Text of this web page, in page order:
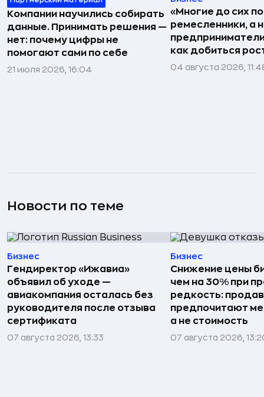
Компании научились собирать
данные. Принимать решения —
нет: почему цифры не
помогают сами по себе
21 июля 2026, 16:04
«Многие до сих
ремесленники, а
как добиться
04 августа 2026,
Новости по теме
Бизнес
Гендиректор «Ижавиа»
объявил об уходе —
авиакомпания осталась без
руководителя после отзыва
сертификата
07 августа 2026, 13:33
Бизнес
Снижение цены
чем на 30% при
редкость:
предпочитают
а не стоимость
07 августа 2026,